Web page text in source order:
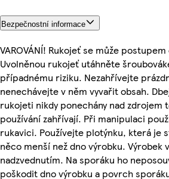
Bezpečnostní informace
VAROVÁNÍ! Rukojeť se může
Uvolněnou rukojeť utáhněte
případnému riziku. Nezahřívejte
nenechávejte v něm vyvařit obsah.
rukojeti nikdy ponechány nad zdrojem
používání zahřívají. Při manipulaci
rukavici. Používejte plotýnku, která je
něco menší než dno výrobku. Výrobek
nadzvednutím. Na sporáku ho
poškodit dno výrobku a povrch